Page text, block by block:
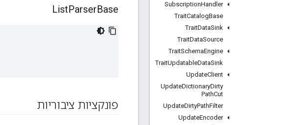
SubscriptionHandler
TraitCatalogBase
TraitDataSink
TraitDataSource
TraitSchemaEngine
TraitUpdatableDataSink
UpdateClient
UpdateDictionaryDirty
PathCut
UpdateDirtyPathFilter
UpdateEncoder
ListParserBase
פונקציות ציבוריות